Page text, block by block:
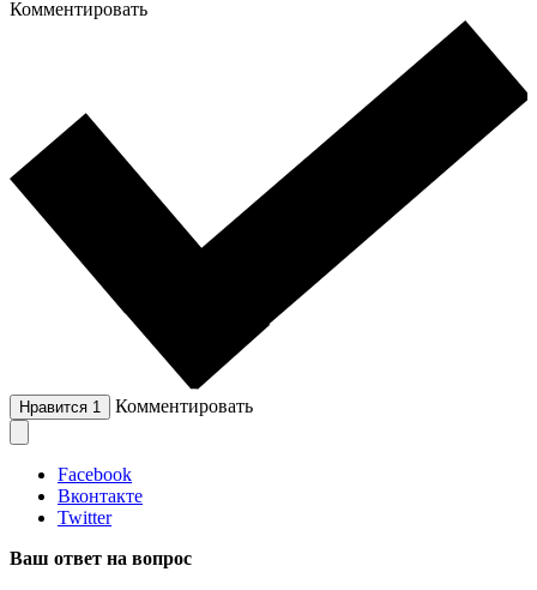
Комментировать
Нравится 1 Комментировать
Facebook
Вконтакте
Twitter
Ваш ответ на вопрос